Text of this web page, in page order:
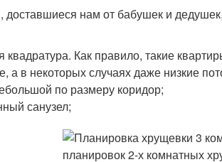
доставшиеся нам от бабушек и
квадратура. Как правило, такие
а в некоторых случаях даже низкие
по размеру коридор;
санузел;